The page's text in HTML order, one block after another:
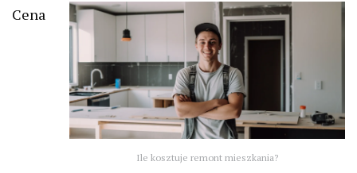
Ile kosztuje remont mieszkania?
Cena